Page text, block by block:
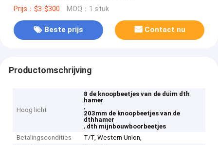
Prijs：$3-$300 MOQ：1 stuk
Beste prijs Contact nu
Productomschrijving
Hoog licht
8 de knoopbeetjes van de duim dth
hamer
,
203mm de knoopbeetjes van de
dthhamer
, dth mijnbouwboorbeetjes
Betalingscondities
T/T, Western Union,